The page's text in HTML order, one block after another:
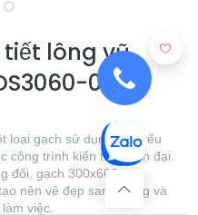
tiết lông vũ
08
loại gạch sử dụng chủ yếu
công trình kiến trúc hiện đại.
đối, gạch 300x600mm
nên vẻ đẹp sang trọng và
việc.